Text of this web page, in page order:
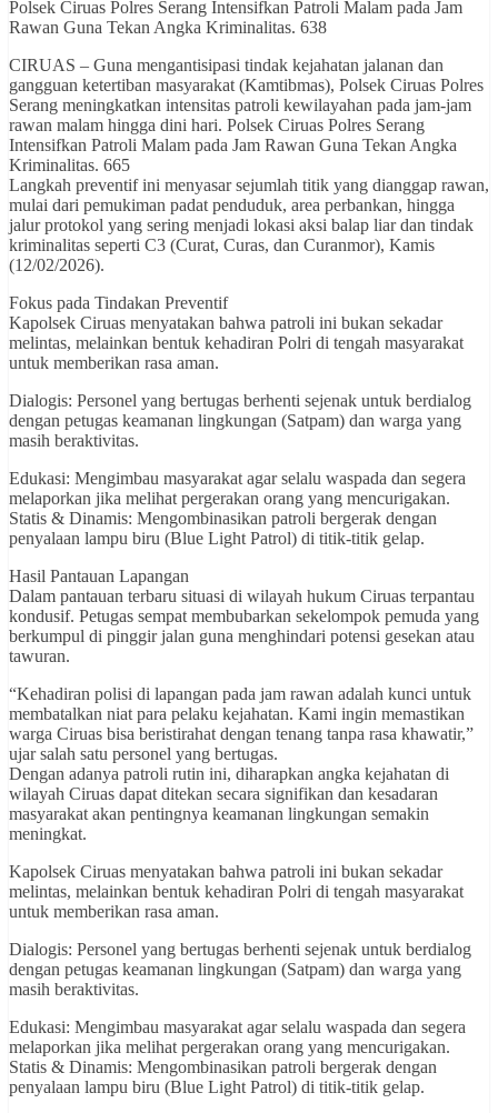
Polsek Ciruas Polres Serang Intensifkan Patroli Malam pada Jam
Rawan Guna Tekan Angka Kriminalitas. 638
CIRUAS – Guna mengantisipasi tindak kejahatan jalanan dan
gangguan ketertiban masyarakat (Kamtibmas), Polsek Ciruas Polres
Serang meningkatkan intensitas patroli kewilayahan pada jam-jam
rawan malam hingga dini hari. Polsek Ciruas Polres Serang
Intensifkan Patroli Malam pada Jam Rawan Guna Tekan Angka
Kriminalitas. 665
Langkah preventif ini menyasar sejumlah titik yang dianggap rawan,
mulai dari pemukiman padat penduduk, area perbankan, hingga
jalur protokol yang sering menjadi lokasi aksi balap liar dan tindak
kriminalitas seperti C3 (Curat, Curas, dan Curanmor), Kamis
(12/02/2026).
Fokus pada Tindakan Preventif
Kapolsek Ciruas menyatakan bahwa patroli ini bukan sekadar
melintas, melainkan bentuk kehadiran Polri di tengah masyarakat
untuk memberikan rasa aman.
Dialogis: Personel yang bertugas berhenti sejenak untuk berdialog
dengan petugas keamanan lingkungan (Satpam) dan warga yang
masih beraktivitas.
Edukasi: Mengimbau masyarakat agar selalu waspada dan segera
melaporkan jika melihat pergerakan orang yang mencurigakan.
Statis & Dinamis: Mengombinasikan patroli bergerak dengan
penyalaan lampu biru (Blue Light Patrol) di titik-titik gelap.
Hasil Pantauan Lapangan
Dalam pantauan terbaru situasi di wilayah hukum Ciruas terpantau
kondusif. Petugas sempat membubarkan sekelompok pemuda yang
berkumpul di pinggir jalan guna menghindari potensi gesekan atau
tawuran.
“Kehadiran polisi di lapangan pada jam rawan adalah kunci untuk
membatalkan niat para pelaku kejahatan. Kami ingin memastikan
warga Ciruas bisa beristirahat dengan tenang tanpa rasa khawatir,”
ujar salah satu personel yang bertugas.
Dengan adanya patroli rutin ini, diharapkan angka kejahatan di
wilayah Ciruas dapat ditekan secara signifikan dan kesadaran
masyarakat akan pentingnya keamanan lingkungan semakin
meningkat.
Kapolsek Ciruas menyatakan bahwa patroli ini bukan sekadar
melintas, melainkan bentuk kehadiran Polri di tengah masyarakat
untuk memberikan rasa aman.
Dialogis: Personel yang bertugas berhenti sejenak untuk berdialog
dengan petugas keamanan lingkungan (Satpam) dan warga yang
masih beraktivitas.
Edukasi: Mengimbau masyarakat agar selalu waspada dan segera
melaporkan jika melihat pergerakan orang yang mencurigakan.
Statis & Dinamis: Mengombinasikan patroli bergerak dengan
penyalaan lampu biru (Blue Light Patrol) di titik-titik gelap.